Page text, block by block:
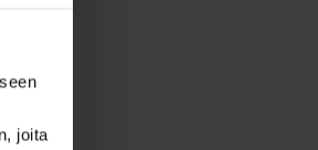
joita